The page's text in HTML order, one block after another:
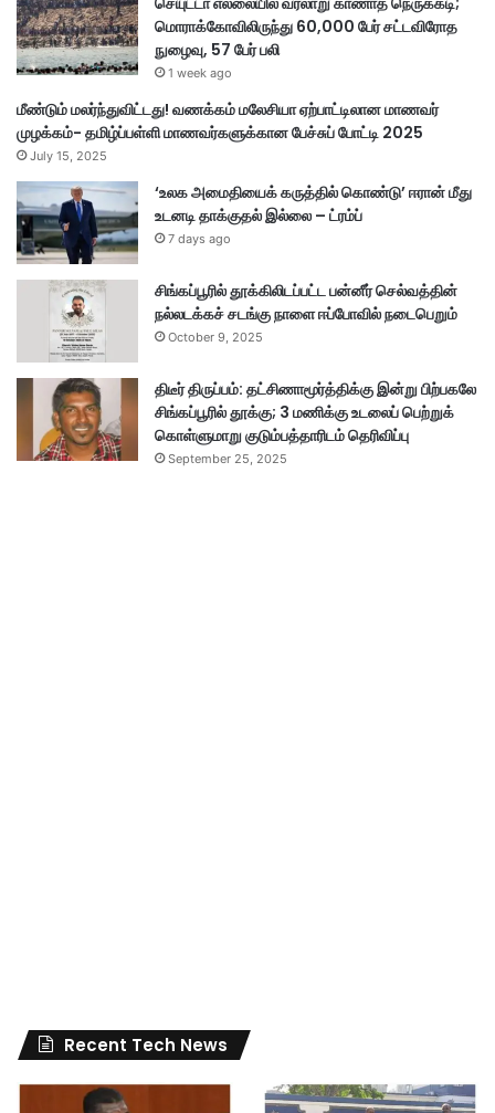
மொராக்கோவிலிருந்து 60,000 பேர் சட்டவிரோத
நுழைவு, 57 பேர் பலி
1 week ago
மீண்டும் மலர்ந்துவிட்டது! வணக்கம் மலேசியா ஏற்பாட்டிலான மாணவர்
முழக்கம்- தமிழ்ப்பள்ளி மாணவர்களுக்கான பேச்சுப் போட்டி 2025
July 15, 2025
‘உலக அமைதியைக் கருத்தில் கொண்டு’ ஈரான் மீது
உடனடி தாக்குதல் இல்லை – ட்ரம்ப்
7 days ago
சிங்கப்பூரில் தூக்கிலிடப்பட்ட பன்னீர் செல்வத்தின்
நல்லடக்கச் சடங்கு நாளை ஈப்போவில் நடைபெறும்
October 9, 2025
திடீர் திருப்பம்: தட்சிணாமூர்த்திக்கு இன்று பிற்பகலே
சிங்கப்பூரில் தூக்கு; 3 மணிக்கு உடலைப் பெற்றுக்
கொள்ளுமாறு குடும்பத்தாரிடம் தெரிவிப்பு
September 25, 2025
Recent Tech News